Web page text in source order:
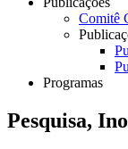
Comitê
Programas
Pesquisa,